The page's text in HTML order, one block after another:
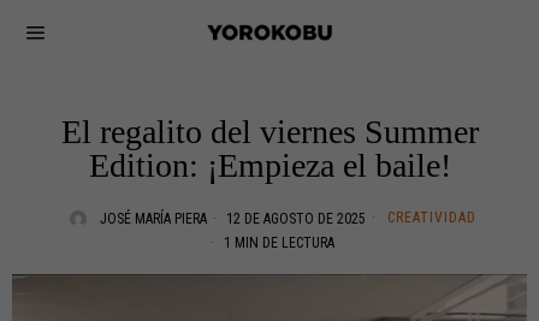
El regalito del viernes Summer
Edition: ¡Empieza el baile!
JOSÉ MARÍA PIERA 12 DE AGOSTO DE 2025
CREATIVIDAD
1 MIN DE LECTURA